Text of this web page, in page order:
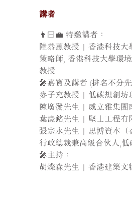
講者
👨🏻‍💼 特邀講者：
陸恭蕙教授 | 香港科技大
策略師, 香港科技大學環
教授
🎤嘉賓及講者 (排名不分
麥子充教授 | 低碳想創坊
陳廣發先生 | 威立雅集團
葉濠銘先生 | 堅士工程有
張宗永先生 | 思博資本（
行政總裁兼高級合伙人,
🎤主持：
胡燦森先生 | 香港建築文